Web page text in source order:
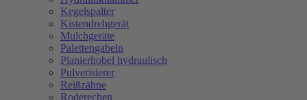
Kegelspalter
Kistendrehgerät
Mulchgeräte
Palettengabeln
Planierhobel hydraulisch
Pulverisierer
Reißzähne
Roderechen